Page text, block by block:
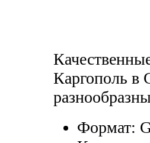
Каргополь
Формат: